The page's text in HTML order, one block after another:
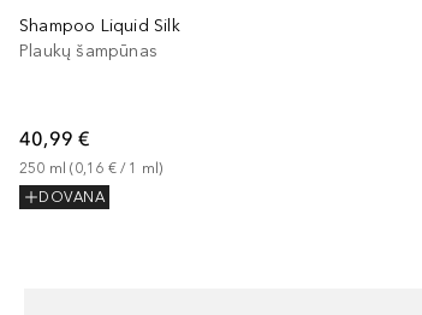
Shampoo Liquid Silk
Plaukų šampūnas
40,99 €
250 ml (0,16 € / 1 ml)
DOVANA